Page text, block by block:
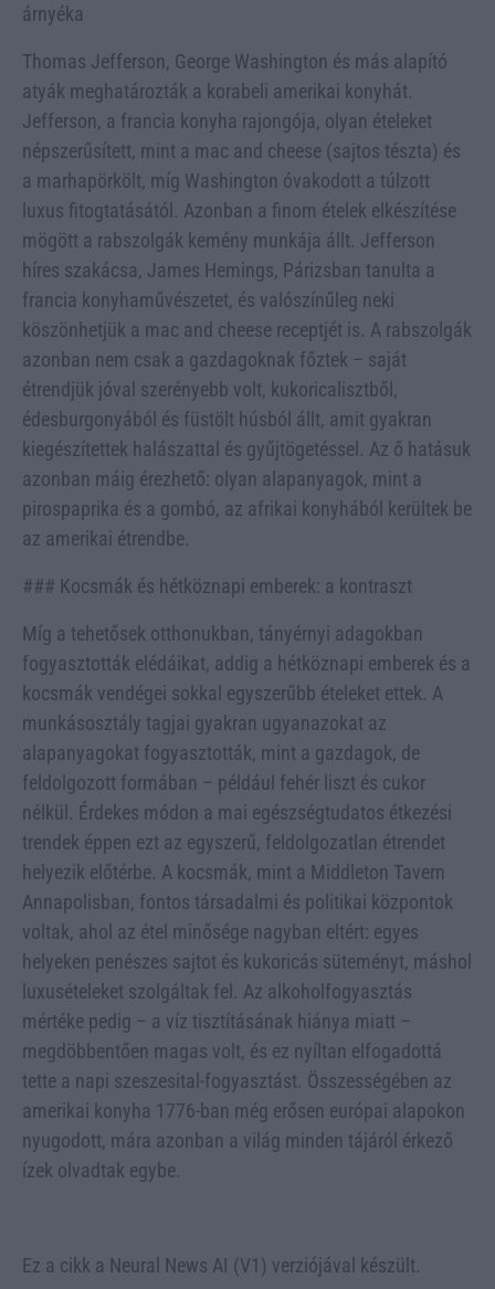
árnyéka
Thomas Jefferson, George Washington és más alapító
atyák meghatározták a korabeli amerikai konyhát.
Jefferson, a francia konyha rajongója, olyan ételeket
népszerűsített, mint a mac and cheese (sajtos tészta) és
a marhapörkölt, míg Washington óvakodott a túlzott
luxus fitogtatásától. Azonban a finom ételek elkészítése
mögött a rabszolgák kemény munkája állt. Jefferson
híres szakácsa, James Hemings, Párizsban tanulta a
francia konyhaművészetet, és valószínűleg neki
köszönhetjük a mac and cheese receptjét is. A rabszolgák
azonban nem csak a gazdagoknak főztek – saját
étrendjük jóval szerényebb volt, kukoricalisztből,
édesburgonyából és füstölt húsból állt, amit gyakran
kiegészítettek halászattal és gyűjtögetéssel. Az ő hatásuk
azonban máig érezhető: olyan alapanyagok, mint a
pirospaprika és a gombó, az afrikai konyhából kerültek be
az amerikai étrendbe.
### Kocsmák és hétköznapi emberek: a kontraszt
Míg a tehetősek otthonukban, tányérnyi adagokban
fogyasztották elédáikat, addig a hétköznapi emberek és a
kocsmák vendégei sokkal egyszerűbb ételeket ettek. A
munkásosztály tagjai gyakran ugyanazokat az
alapanyagokat fogyasztották, mint a gazdagok, de
feldolgozott formában – például fehér liszt és cukor
nélkül. Érdekes módon a mai egészségtudatos étkezési
trendek éppen ezt az egyszerű, feldolgozatlan étrendet
helyezik előtérbe. A kocsmák, mint a Middleton Tavern
Annapolisban, fontos társadalmi és politikai központok
voltak, ahol az étel minősége nagyban eltért: egyes
helyeken penészes sajtot és kukoricás süteményt, máshol
luxusételeket szolgáltak fel. Az alkoholfogyasztás
mértéke pedig – a víz tisztításának hiánya miatt –
megdöbbentően magas volt, és ez nyíltan elfogadottá
tette a napi szeszesital-fogyasztást. Összességében az
amerikai konyha 1776-ban még erősen európai alapokon
nyugodott, mára azonban a világ minden tájáról érkező
ízek olvadtak egybe.
Ez a cikk a Neural News AI (V1) verziójával készült.